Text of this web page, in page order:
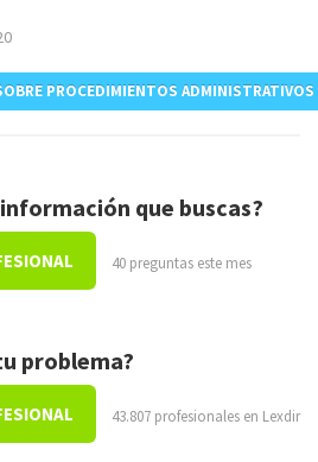
PROCEDIMIENTOS ADMINISTRATIVOS
que buscas?
40 preguntas este mes
problema?
43.807 profesionales en Lexdir